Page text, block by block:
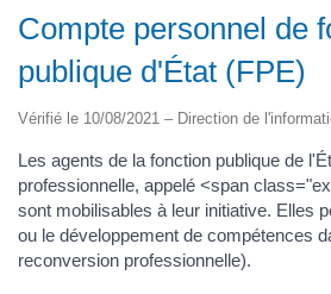
Compte personnel de
publique d'État (FPE)
Vérifié le 10/08/2021 – Direction de
Les agents de la fonction publique de
professionnelle, appelé <span
sont mobilisables à leur initiative. Elles
ou le développement de compétences
reconversion professionnelle).